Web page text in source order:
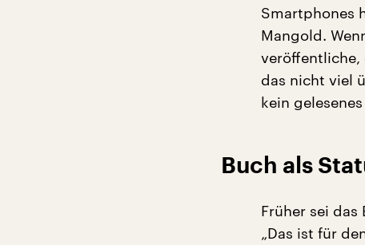
Smartphones
Mangold.
veröffentliche,
das nicht viel
kein gelesenes
Buch als
Früher sei
„Das ist für